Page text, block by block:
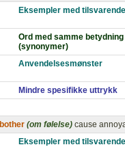
Eksempler med
Ord med samme betydning
(synonymer)
Anvendelsesmønster
Mindre spesifikke uttrykk
bother (om følelse) cause
Eksempler med